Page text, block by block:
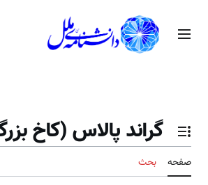
محتوامنوی اصلی
تغییر وضعیت فهرست محتویات
گراند پالاس (کاخ
صفحه بحث